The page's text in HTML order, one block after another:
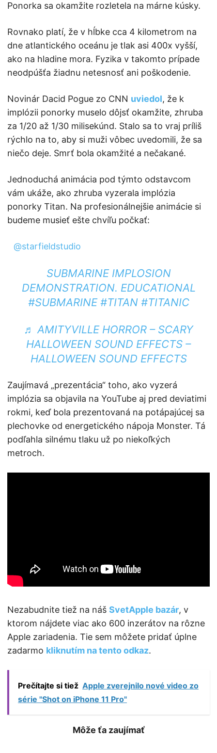
Ponorka sa okamžite rozletela na márne kúsky.
Rovnako platí, že v hĺbke cca 4 kilometrom na
dne atlantického oceánu je tlak asi 400x vyšší,
ako na hladine mora. Fyzika v takomto prípade
neodpúšťa žiadnu netesnosť ani poškodenie.
Novinár Dacid Pogue zo CNN uviedol, že k
implózii ponorky muselo dôjsť okamžite, zhruba
za 1/20 až 1/30 milisekúnd. Stalo sa to vraj príliš
rýchlo na to, aby si muži vôbec uvedomili, že sa
niečo deje. Smrť bola okamžité a nečakané.
Jednoduchá animácia pod týmto odstavcom
vám ukáže, ako zhruba vyzerala implózia
ponorky Titan. Na profesionálnejšie animácie si
budeme musieť ešte chvíľu počkať:
@starfieldstudio
SUBMARINE IMPLOSION
DEMONSTRATION. EDUCATIONAL
#SUBMARINE #TITAN #TITANIC
♬ AMITYVILLE HORROR – SCARY
HALLOWEEN SOUND EFFECTS –
HALLOWEEN SOUND EFFECTS
Zaujímavá „prezentácia“ toho, ako vyzerá
implózia sa objavila na YouTube aj pred deviatimi
rokmi, keď bola prezentovaná na potápajúcej sa
plechovke od energetického nápoja Monster. Tá
podľahla silnému tlaku už po niekoľkých
metroch.
Nezabudnite tiež na náš SvetApple bazár, v
ktorom nájdete viac ako 600 inzerátov na rôzne
Apple zariadenia. Tie sem môžete pridať úplne
zadarmo kliknutím na tento odkaz.
Prečítajte si tiež Apple zverejnilo nové video zo
série "Shot on iPhone 11 Pro"
Môže ťa zaujímať